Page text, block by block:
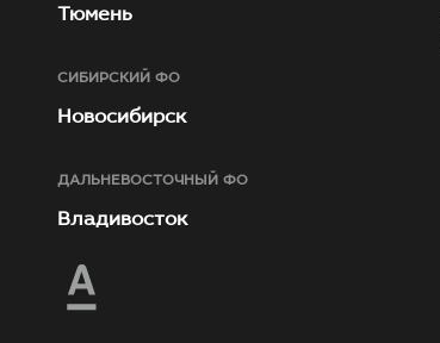
Тюмень
СИБИРСКИЙ ФО
Новосибирск
ДАЛЬНЕВОСТОЧНЫЙ ФО
Владивосток